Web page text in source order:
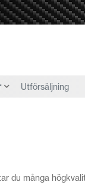
Utförsäljning
du många